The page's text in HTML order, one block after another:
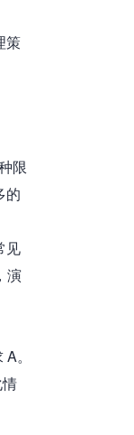
策
限
的
见
演
。